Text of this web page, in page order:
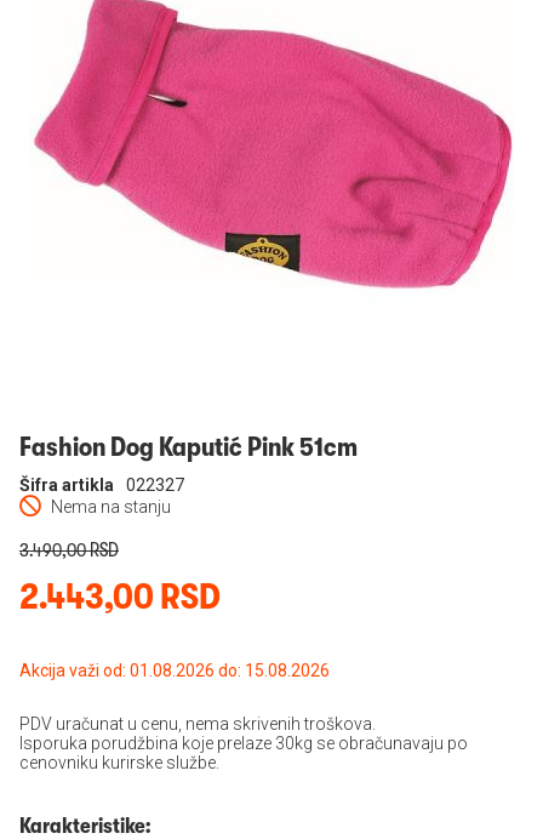
Prijavi se
Fashion Dog Kaputić Pink 51cm
Nema na stanju
Šifra artikla 022327
2.443,00 RSD
3.490,00 RSD
Akcija važi od: 01.08.2026 do: 15.08.2026
PDV uračunat u cenu, nema skrivenih troškova.
Isporuka porudžbina koje prelaze 30kg se obračunavaju po
cenovniku kurirske službe.
Karakteristike: